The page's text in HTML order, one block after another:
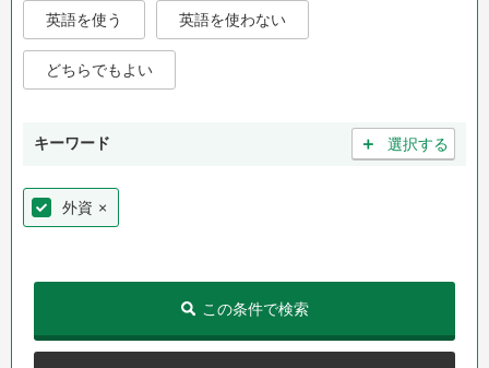
英語を使う 英語を使わない
どちらでもよい
キーワード ＋ 選択する
外資 ×
この条件で検索